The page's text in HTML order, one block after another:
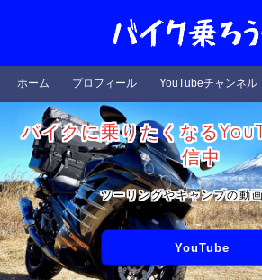
ホーム プロフィール YouTubeチャンネル
バイクに乗りたくなる
信中
ツーリングやキャンプの動
YouTube